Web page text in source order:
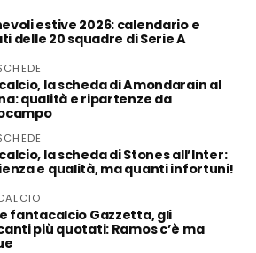
estive 2026: calendario e
delle 20 squadre di Serie A
la scheda di Amondarain al
qualità e ripartenze da
la scheda di Stones all’Inter:
e qualità, ma quanti infortuni!
fantacalcio Gazzetta, gli
più quotati: Ramos c’è ma